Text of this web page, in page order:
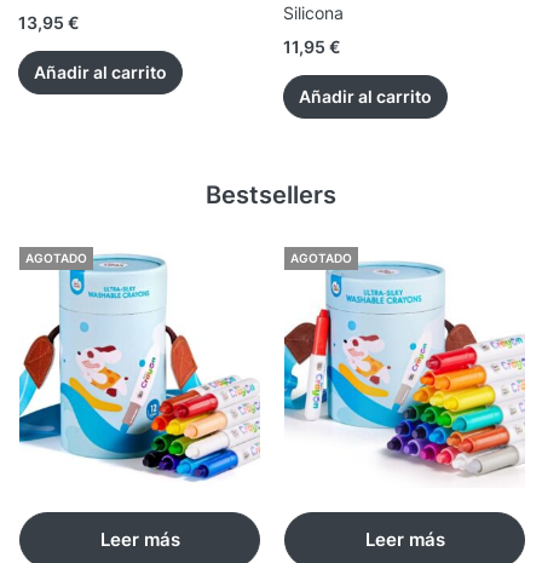
13,95 €
Añadir al carrito
Silicona
11,95 €
Añadir al carrito
Bestsellers
AGOTADO
Leer más
AGOTADO
Leer más